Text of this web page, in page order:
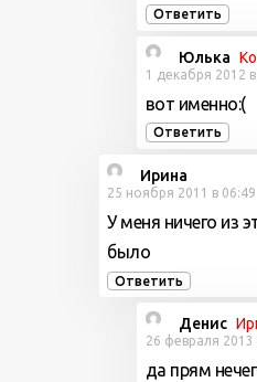
Ответить
Юлька
1 декабря 2012
вот именно:(
Ответить
Ирина
25 ноября 2011 в 06:49
У меня ничего из
было
Ответить
Денис
26 февраля 2013
да прям